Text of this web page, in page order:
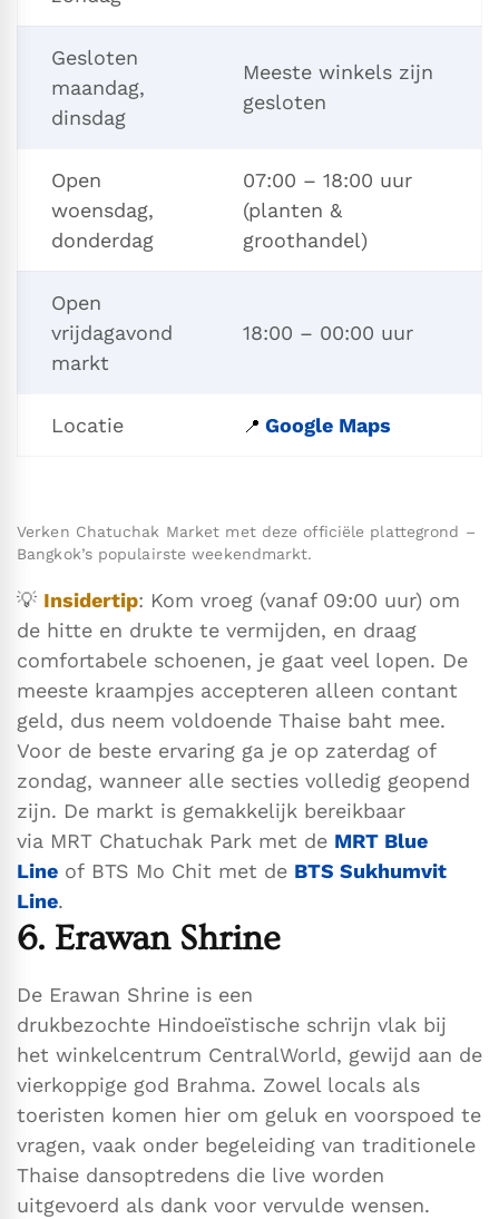
Gesloten
maandag,
dinsdag
Meeste winkels zijn
gesloten
Open
woensdag,
donderdag
07:00 – 18:00 uur
(planten &
groothandel)
Open
vrijdagavond
markt
18:00 – 00:00 uur
Locatie 📍 Google Maps
Verken Chatuchak Market met deze officiële plattegrond –
Bangkok’s populairste weekendmarkt.
💡 Insidertip: Kom vroeg (vanaf 09:00 uur) om
de hitte en drukte te vermijden, en draag
comfortabele schoenen, je gaat veel lopen. De
meeste kraampjes accepteren alleen contant
geld, dus neem voldoende Thaise baht mee.
Voor de beste ervaring ga je op zaterdag of
zondag, wanneer alle secties volledig geopend
zijn. De markt is gemakkelijk bereikbaar
via MRT Chatuchak Park met de MRT Blue
Line of BTS Mo Chit met de BTS Sukhumvit
Line.
6. Erawan Shrine
De Erawan Shrine is een
drukbezochte Hindoeïstische schrijn vlak bij
het winkelcentrum CentralWorld, gewijd aan de
vierkoppige god Brahma. Zowel locals als
toeristen komen hier om geluk en voorspoed te
vragen, vaak onder begeleiding van traditionele
Thaise dansoptredens die live worden
uitgevoerd als dank voor vervulde wensen.